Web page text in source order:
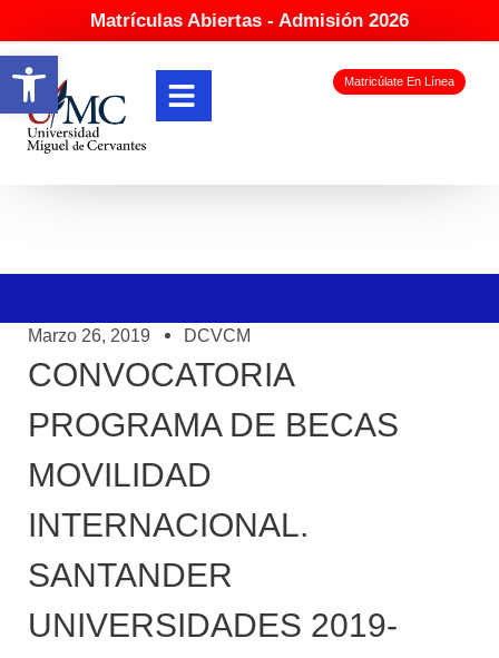
Abrir barra de herramientas
Matrículas Abiertas - Admisión 2026
Matricúlate En Línea
Marzo 26, 2019 DCVCM
CONVOCATORIA
PROGRAMA DE BECAS
MOVILIDAD
INTERNACIONAL.
SANTANDER
UNIVERSIDADES 2019-